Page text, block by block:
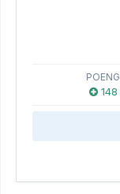
POENG
148